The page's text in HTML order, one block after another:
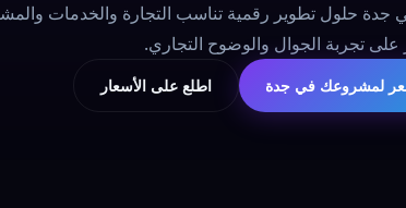
حلول تطوير رقمية تناسب التجارة والخدمات
على تجربة الجوال والوضوح التجاري.
لمشروعك في جدة اطلع على الأسعار